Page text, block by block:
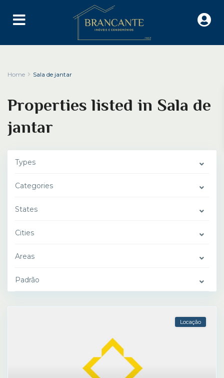
Home Sala de jantar
Properties listed in Sala de
jantar
Types
Categories
States
Cities
Areas
Padrão
Locação